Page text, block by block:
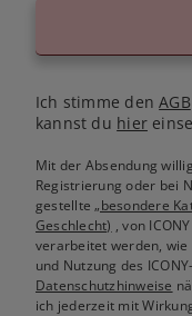
Ich stimme denAGB
kannst du hier
Mit der Absendung
Registrierung oder bei
gestellte„besondere
Geschlecht) , von
verarbeitet werden, wie
und Nutzung des
Datenschutzhinweise
ich jederzeit mit